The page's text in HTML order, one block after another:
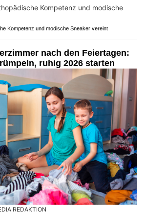
Kompetenz und modische Sneaker vereint
nach den Feiertagen:
ruhig 2026 starten
REDAKTION